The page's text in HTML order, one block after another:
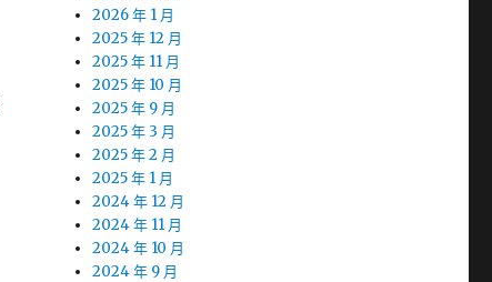
2026 年 1 月
2025 年 12 月
2025 年 11 月
2025 年 10 月
2025 年 9 月
2025 年 3 月
2025 年 2 月
2025 年 1 月
2024 年 12 月
2024 年 11 月
2024 年 10 月
2024 年 9 月